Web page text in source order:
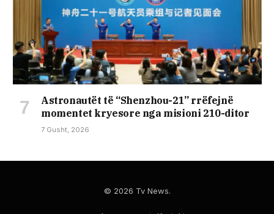
Astronautët të “Shenzhou-21” rrëfejnë
momentet kryesore nga misioni 210-ditor
7 Gusht, 2026
© 2026 Tv News.